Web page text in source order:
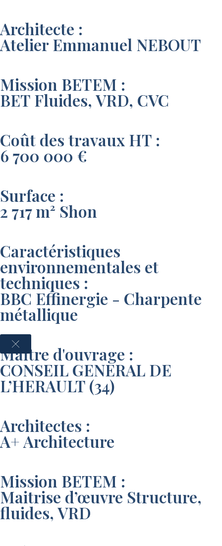
Architecte :
Atelier Emmanuel NEBOUT
Mission BETEM :
BET Fluides, VRD, CVC
Coût des travaux HT :
6 700 000 €
Surface :
2 717 m² Shon
Caractéristiques
environnementales et
techniques :
BBC Effinergie - Charpente
métallique
Maître d'ouvrage :
CONSEIL GENERAL DE
L’HERAULT (34)
Architectes :
A+ Architecture
Mission BETEM :
Maitrise d’œuvre Structure,
fluides, VRD